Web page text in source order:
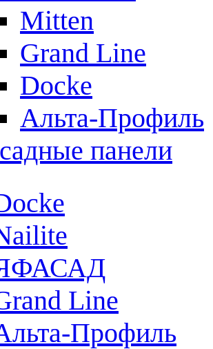
Mitten
Grand Line
Docke
Альта-Профиль
панели
Line
Профиль